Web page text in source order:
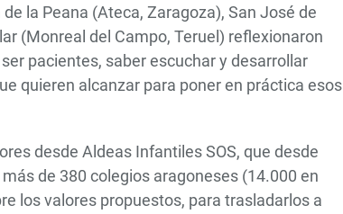
la Peana (Ateca, Zaragoza), San José de
(Monreal del Campo, Teruel) reflexionaron
pacientes, saber escuchar y desarrollar
quieren alcanzar para poner en práctica esos
desde Aldeas Infantiles SOS, que desde
de 380 colegios aragoneses (14.000 en
los valores propuestos, para trasladarlos a